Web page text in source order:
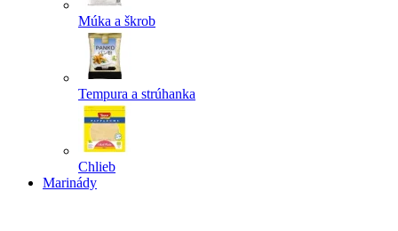
Múka a škrob
Tempura a strúhanka
Chlieb
Marinády